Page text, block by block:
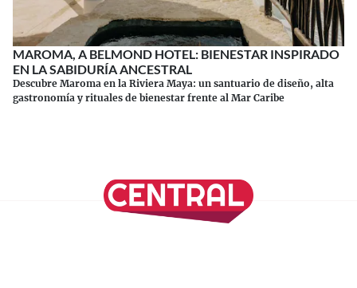
MAROMA, A BELMOND HOTEL: BIENESTAR INSPIRADO
EN LA SABIDURÍA ANCESTRAL
Descubre Maroma en la Riviera Maya: un santuario de diseño, alta
gastronomía y rituales de bienestar frente al Mar Caribe